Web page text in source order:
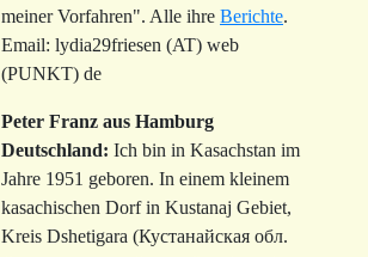
meiner Vorfahren". Alle ihre Berichte.
Email: lydia29friesen (AT) web
(PUNKT) de
Peter Franz aus Hamburg
Deutschland: Ich bin in Kasachstan im
Jahre 1951 geboren. In einem kleinem
kasachischen Dorf in Kustanaj Gebiet,
Kreis Dshetigara (Кустанайская обл.